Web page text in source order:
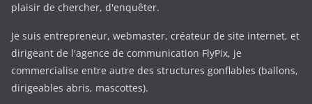
plaisir de chercher, d'enquêter.
Je suis entrepreneur, webmaster, créateur de site internet, et
dirigeant de l'agence de communication FlyPix, je
commercialise entre autre des structures gonflables (ballons,
dirigeables abris, mascottes).